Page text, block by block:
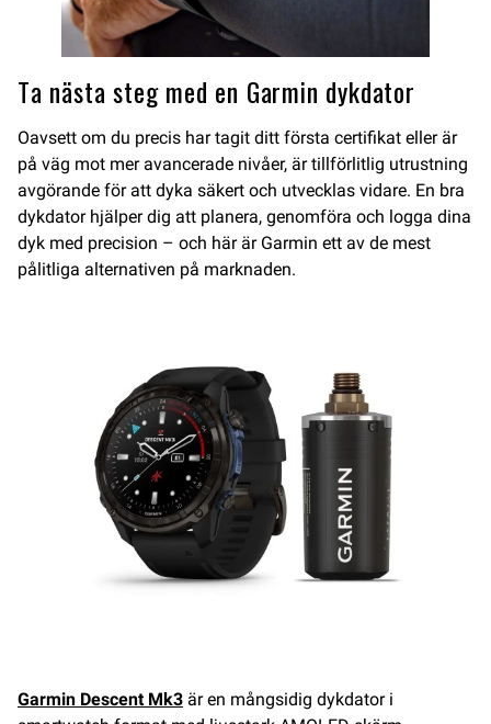
Ta nästa steg med en Garmin dykdator
Oavsett om du precis har tagit ditt första certifikat eller är
på väg mot mer avancerade nivåer, är tillförlitlig utrustning
avgörande för att dyka säkert och utvecklas vidare. En bra
dykdator hjälper dig att planera, genomföra och logga dina
dyk med precision – och här är Garmin ett av de mest
pålitliga alternativen på marknaden.
Garmin Descent Mk3 är en mångsidig dykdator i